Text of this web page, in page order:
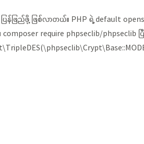
ဖြည်ဖို့ ဖြစ်လာတယ်။ PHP ရဲ့ default
require phpseclib/phpseclib